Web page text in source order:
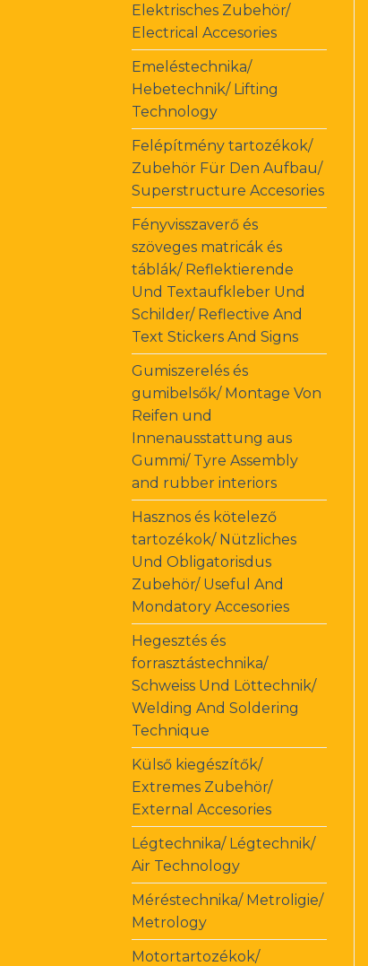
Elektrisches Zubehör/
Electrical Accesories
Emeléstechnika/
Hebetechnik/ Lifting
Technology
Felépítmény tartozékok/
Zubehör Für Den Aufbau/
Superstructure Accesories
Fényvisszaverő és
szöveges matricák és
táblák/ Reflektierende
Und Textaufkleber Und
Schilder/ Reflective And
Text Stickers And Signs
Gumiszerelés és
gumibelsők/ Montage Von
Reifen und
Innenausstattung aus
Gummi/ Tyre Assembly
and rubber interiors
Hasznos és kötelező
tartozékok/ Nützliches
Und Obligatorisdus
Zubehör/ Useful And
Mondatory Accesories
Hegesztés és
forrasztástechnika/
Schweiss Und Löttechnik/
Welding And Soldering
Technique
Külső kiegészítők/
Extremes Zubehör/
External Accesories
Légtechnika/ Légtechnik/
Air Technology
Méréstechnika/ Metroligie/
Metrology
Motortartozékok/